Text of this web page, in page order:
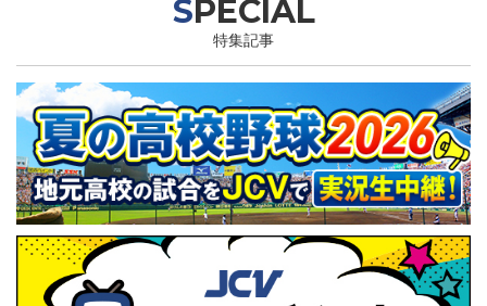
SPECIAL
特集記事